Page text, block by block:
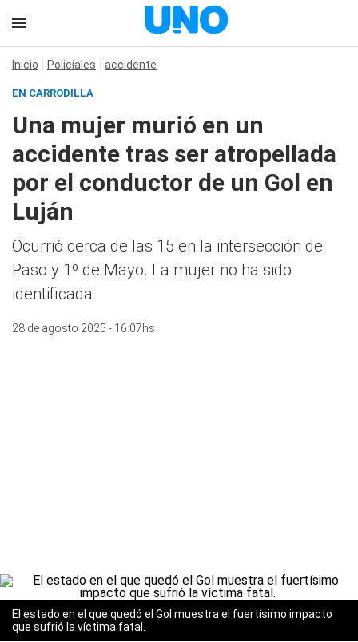
Inicio Policiales accidente
EN CARRODILLA
Una mujer murió en un
accidente tras ser atropellada
por el conductor de un Gol en
Luján
Ocurrió cerca de las 15 en la intersección de
Paso y 1º de Mayo. La mujer no ha sido
identificada
28 de agosto 2025 - 16:07hs
El estado en el que quedó el Gol muestra el fuertísimo impacto
que sufrió la víctima fatal.